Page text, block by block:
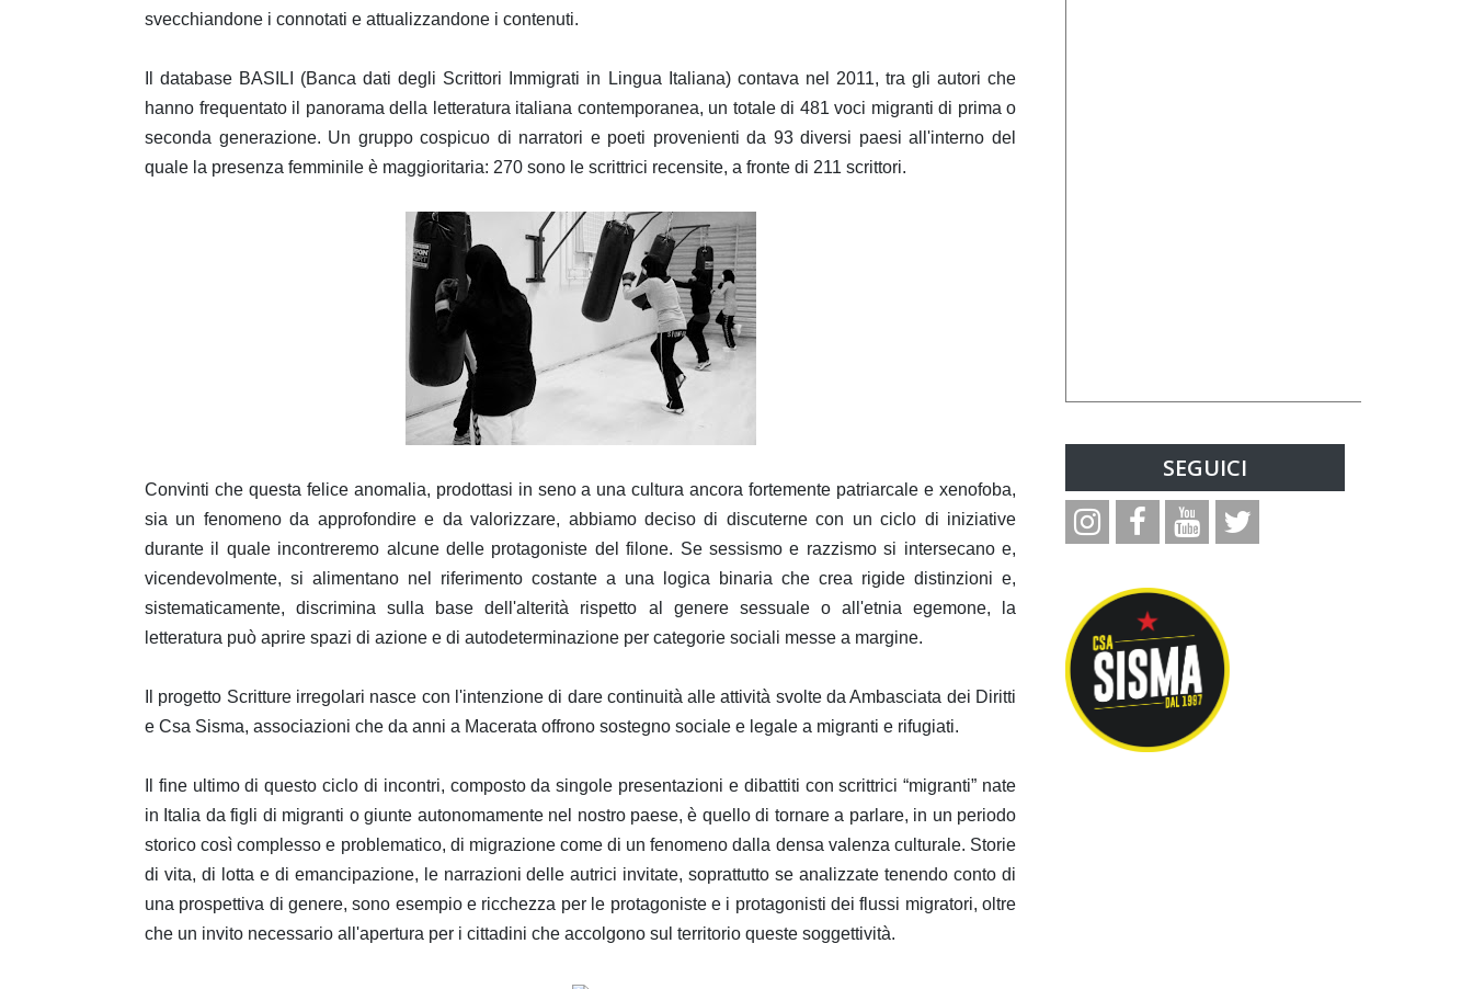
svecchiandone i connotati e attualizzandone i contenuti.
Il database BASILI (Banca dati degli Scrittori Immigrati in Lingua Italiana) contava nel 2011, tra gli autori che
hanno frequentato il panorama della letteratura italiana contemporanea, un totale di 481 voci migranti di prima o
seconda generazione. Un gruppo cospicuo di narratori e poeti provenienti da 93 diversi paesi all'interno del
quale la presenza femminile è maggioritaria: 270 sono le scrittrici recensite, a fronte di 211 scrittori.
Convinti che questa felice anomalia, prodottasi in seno a una cultura ancora fortemente patriarcale e xenofoba,
sia un fenomeno da approfondire e da valorizzare, abbiamo deciso di discuterne con un ciclo di iniziative
durante il quale incontreremo alcune delle protagoniste del filone. Se sessismo e razzismo si intersecano e,
vicendevolmente, si alimentano nel riferimento costante a una logica binaria che crea rigide distinzioni e,
sistematicamente, discrimina sulla base dell'alterità rispetto al genere sessuale o all'etnia egemone, la
letteratura può aprire spazi di azione e di autodeterminazione per categorie sociali messe a margine.
Il progetto Scritture irregolari nasce con l'intenzione di dare continuità alle attività svolte da Ambasciata dei Diritti
e Csa Sisma, associazioni che da anni a Macerata offrono sostegno sociale e legale a migranti e rifugiati.
Il fine ultimo di questo ciclo di incontri, composto da singole presentazioni e dibattiti con scrittrici “migranti” nate
in Italia da figli di migranti o giunte autonomamente nel nostro paese, è quello di tornare a parlare, in un periodo
storico così complesso e problematico, di migrazione come di un fenomeno dalla densa valenza culturale. Storie
di vita, di lotta e di emancipazione, le narrazioni delle autrici invitate, soprattutto se analizzate tenendo conto di
una prospettiva di genere, sono esempio e ricchezza per le protagoniste e i protagonisti dei flussi migratori, oltre
che un invito necessario all'apertura per i cittadini che accolgono sul territorio queste soggettività.
SEGUICI